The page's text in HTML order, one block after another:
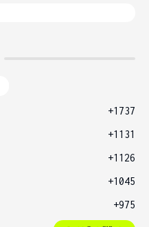
+1737
+1131
+1126
+1045
+975